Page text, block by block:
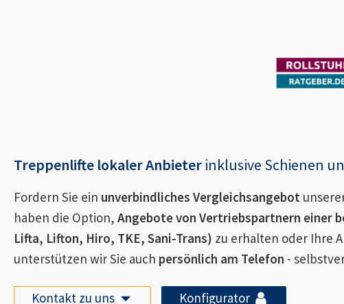
Treppenlifte lokaler Anbieter inklusive Schienen
Fordern Sie ein unverbindliches Vergleichsangebot
haben die Option, Angebote von Vertriebspartnern einer
Lifta, Lifton, Hiro, TKE, Sani-Trans) zu erhalten oder Ihre
unterstützen wir Sie auch persönlich am Telefon -
Kontakt zu uns Konfigurator